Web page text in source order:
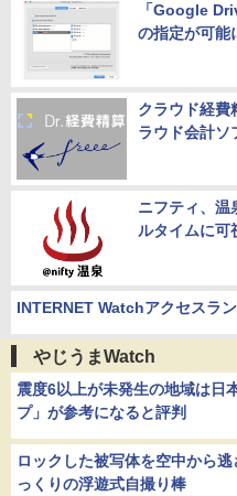
「Google
の指定が可能
クラウド経費
ラウド会計ソ
ニフティ、温
ルタイムに可
INTERNET Watchアクセスラ
やじうまWatch
震度6以上が未発生の地域は日
プ」が参考になると評判
ロックした被写体を空中から
っくりの浮遊式自撮り棒